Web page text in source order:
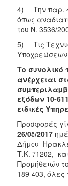
4) Την παρ. 4
όπως
του Ν. 3536/
5) Τις
Το συνολικό
ανέρχεται
εξόδων 10-
ειδικές
Προσφορές
26/05/2017
Δήμου
Τ.Κ. 71202,
Προμήθειών
189-403,